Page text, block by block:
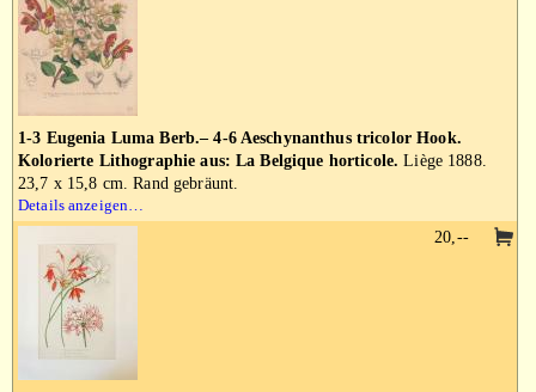
1-3 Eugenia Luma Berb.– 4-6 Aeschynanthus tricolor Hook.
Kolorierte Lithographie aus: La Belgique horticole. Liège 1888.
23,7 x 15,8 cm. Rand gebräunt.
Details anzeigen…
20,--